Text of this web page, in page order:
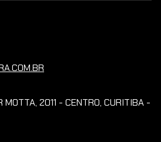
MOTTA, 2011 - CENTRO, CURITIBA -